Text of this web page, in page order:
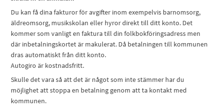
Du kan få dina fakturor för avgifter inom exempelvis barnomsorg,
äldreomsorg, musikskolan eller hyror direkt till ditt konto. Det
kommer som vanligt en faktura till din folkbokföringsadress men
där inbetalningskortet är makulerat. Då betalningen till kommunen
dras automatiskt från ditt konto.
Autogiro är kostnadsfritt.
Skulle det vara så att det är något som inte stämmer har du
möjlighet att stoppa en betalning genom att ta kontakt med
kommunen.